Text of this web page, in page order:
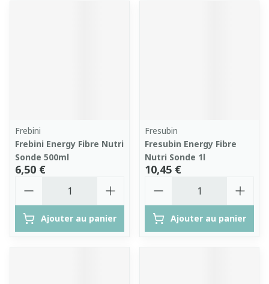
Frebini
Frebini Energy Fibre Nutri
Sonde 500ml
6,50 €
Ajouter au panier
Fresubin
Fresubin Energy Fibre
Nutri Sonde 1l
10,45 €
Ajouter au panier